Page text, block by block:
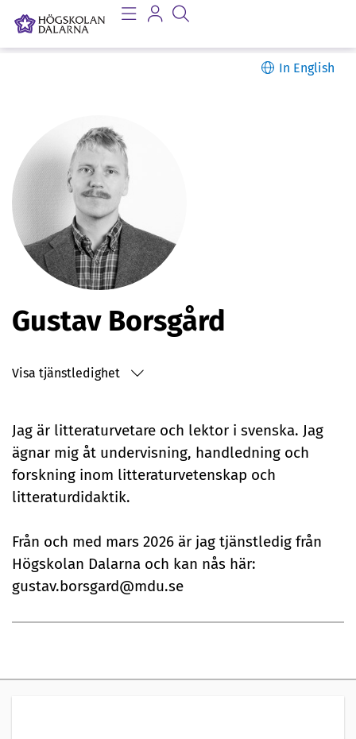
In English
P
r
o
n
l
i
g
p
r
s
Gustav Borsgård
Visa tjänstledighet
Jag är litteraturvetare och lektor i svenska. Jag
ägnar mig åt undervisning, handledning och
forskning inom litteraturvetenskap och
litteraturdidaktik.
Från och med mars 2026 är jag tjänstledig från
Högskolan Dalarna och kan nås här:
gustav.borsgard@mdu.se